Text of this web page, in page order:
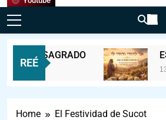
REÉ
SAGRADO
13
Home El Festividad de Sucot